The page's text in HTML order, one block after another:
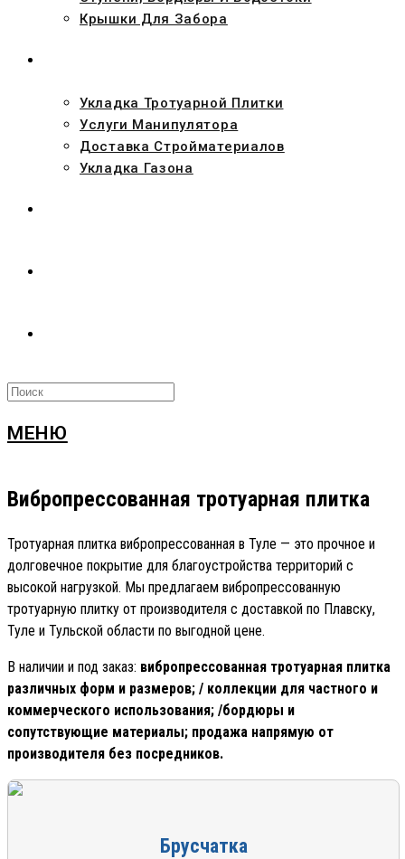
Крышки Для Забора
Укладка Тротуарной Плитки
Услуги Манипулятора
Доставка Стройматериалов
Укладка Газона
МЕНЮ
Вибропрессованная тротуарная плитка
Тротуарная плитка вибропрессованная в Туле — это прочное и
долговечное покрытие для благоустройства территорий с
высокой нагрузкой. Мы предлагаем вибропрессованную
тротуарную плитку от производителя с доставкой по Плавску,
Туле и Тульской области по выгодной цене.
В наличии и под заказ: вибропрессованная тротуарная плитка
различных форм и размеров; / коллекции для частного и
коммерческого использования; /бордюры и
сопутствующие материалы; продажа напрямую от
производителя без посредников.
Брусчатка